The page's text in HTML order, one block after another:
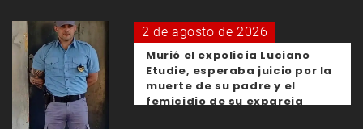
2 de agosto de 2026
Murió el expolicía Luciano
Etudie, esperaba juicio por la
muerte de su padre y el
femicidio de su expareja